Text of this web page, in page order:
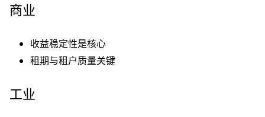
商业
收益稳定性是核心
租期与租户质量关键
工业